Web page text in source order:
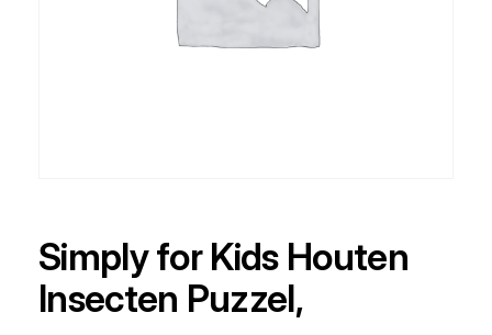
Simply for Kids Houten
Insecten Puzzel,